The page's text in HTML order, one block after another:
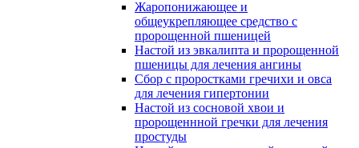
Жаропонижающее и
общеукрепляющее средство с
пророщенной пшеницей
Настой из эвкалипта и пророщенной
пшеницы для лечения ангины
Сбор с проростками гречихи и овса
для лечения гипертонии
Настой из сосновой хвои и
пророщеннной гречки для лечения
простуды